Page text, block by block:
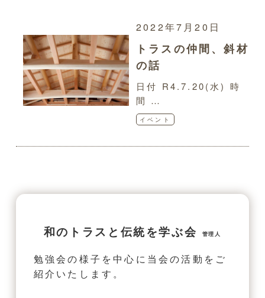
2022年7月20日
トラスの仲間、斜材
の話
日付 R4.7.20(水) 時
間 …
イベント
和のトラスと伝統を学ぶ会 管理人
勉強会の様子を中心に当会の活動をご
紹介いたします。